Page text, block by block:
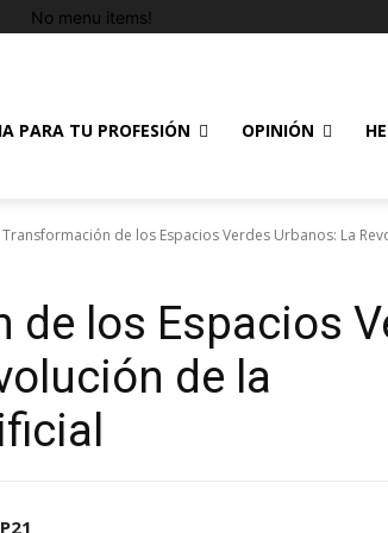
No menu items!
IA PARA TU PROFESIÓN OPINIÓN
Transformación de los Espacios Verdes Urbanos: La
los Espacios
de la